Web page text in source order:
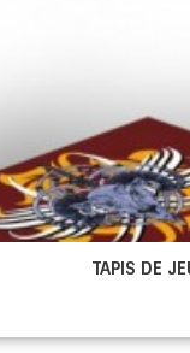
TAPIS DE